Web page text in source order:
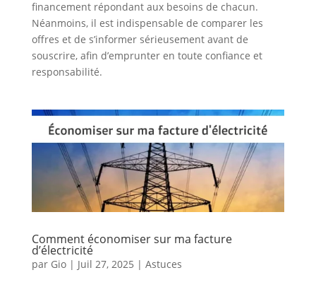
financement répondant aux besoins de chacun.
Néanmoins, il est indispensable de comparer les
offres et de s’informer sérieusement avant de
souscrire, afin d’emprunter en toute confiance et
responsabilité.
Comment économiser sur ma facture
d’électricité
par Gio| Juil 27, 2025 | Astuces